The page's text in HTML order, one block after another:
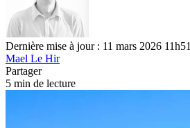
Dernière mise à jour : 11 mars 2026 11h51
Mael Le Hir
Partager
5 min de lecture